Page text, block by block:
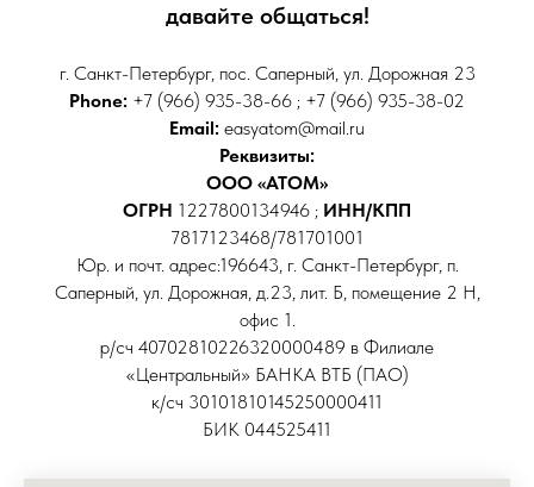
давайте общаться!
г. Санкт-Петербург, пос. Саперный, ул. Дорожная 23
Phone: +7 (966) 935-38-66 ; +7 (966) 935-38-02
Email: easyatom@mail.ru
Реквизиты:
ООО «АТОМ»
ОГРН 1227800134946 ; ИНН/КПП
7817123468/781701001
Юр. и почт. адрес:196643, г. Санкт-Петербург, п.
Саперный, ул. Дорожная, д.23, лит. Б, помещение 2 Н,
офис 1.
р/сч 40702810226320000489 в Филиале
«Центральный» БАНКА ВТБ (ПАО)
к/сч 30101810145250000411
БИК 044525411